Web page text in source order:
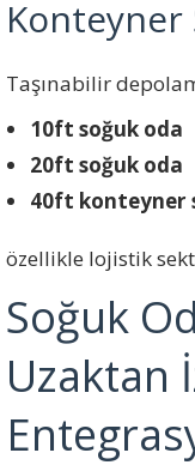
Konteyner
Taşınabilir
10ft soğuk oda
20ft soğuk oda
40ft konteyner
özellikle lojistik
Soğuk
Uzaktan